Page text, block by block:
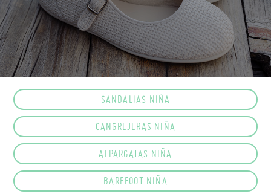
SANDALIAS NIÑA
CANGREJERAS NIÑA
ALPARGATAS NIÑA
BAREFOOT NIÑA